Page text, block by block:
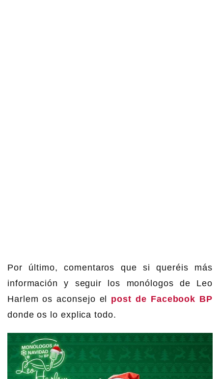
Por último, comentaros que si queréis más
información y seguir los monólogos de Leo
Harlem os aconsejo el post de Facebook BP
donde os lo explica todo.